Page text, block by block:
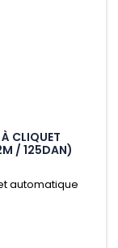
CLIQUET
/ 125DAN)
automatique
simple et